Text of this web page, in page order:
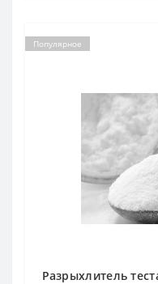
Популярное
Разрыхлитель